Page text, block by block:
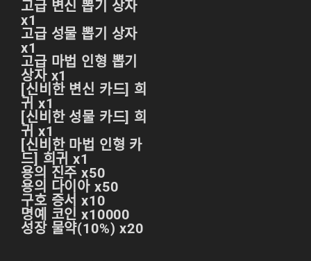
고급 변신 뽑기 상자
x1
고급 성물 뽑기 상자
x1
고급 마법 인형 뽑기
상자 x1
[신비한 변신 카드] 희
귀 x1
[신비한 성물 카드] 희
귀 x1
[신비한 마법 인형 카
드] 희귀 x1
용의 진주 x50
용의 다이아 x50
구호 증서 x10
명예 코인 x10000
성장 물약(10%) x20